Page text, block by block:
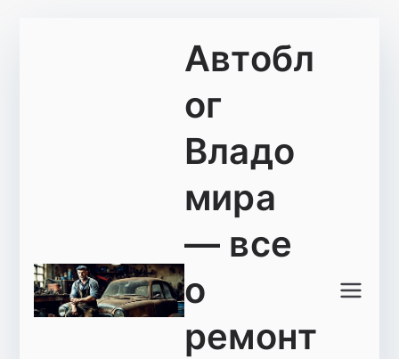
Автобл
ог
Владо
мира
— все
о
ремонт